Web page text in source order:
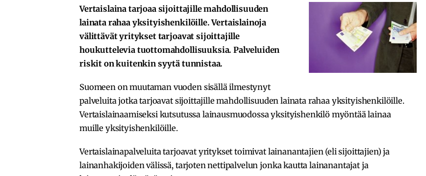
Vertaislaina tarjoaa sijoittajille mahdollisuuden
lainata rahaa yksityishenkilöille. Vertaislainoja
välittävät yritykset tarjoavat sijoittajille
houkuttelevia tuottomahdollisuuksia. Palveluiden
riskit on kuitenkin syytä tunnistaa.
Suomeen on muutaman vuoden sisällä ilmestynyt
palveluita jotka tarjoavat sijoittajille mahdollisuuden lainata rahaa yksityishenkilöille.
Vertaislainaamiseksi kutsutussa lainausmuodossa yksityishenkilö myöntää lainaa
muille yksityishenkilöille.
Vertaislainapalveluita tarjoavat yritykset toimivat lainanantajien (eli sijoittajien) ja
lainanhakijoiden välissä, tarjoten nettipalvelun jonka kautta lainanantajat ja